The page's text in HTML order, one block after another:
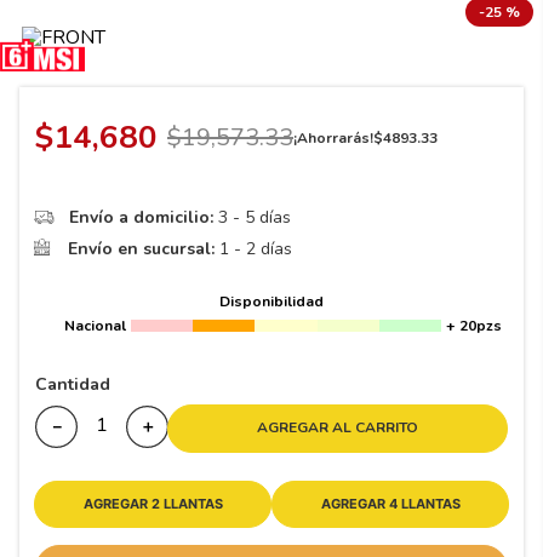
-25 %
$14,680 $19,573.33¡Ahorrarás!$4893.33
Envío a domicilio: 3 - 5 días
Envío en sucursal: 1 - 2 días
Disponibilidad
Nacional
+ 20pzs
Cantidad
＋
－ AGREGAR AL CARRITO
AGREGAR 2 LLANTAS AGREGAR 4 LLANTAS